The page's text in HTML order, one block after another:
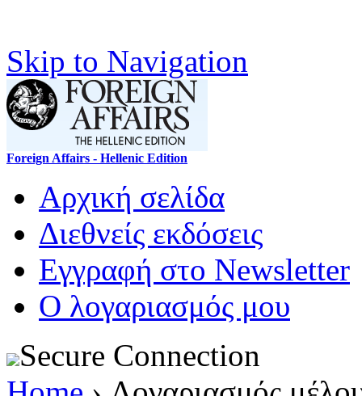
Skip to Navigation
Foreign Affairs - Hellenic Edition
Αρχική σελίδα
Διεθνείς εκδόσεις
Εγγραφή στο Newsletter
Ο λογαριασμός μου
Secure Connection